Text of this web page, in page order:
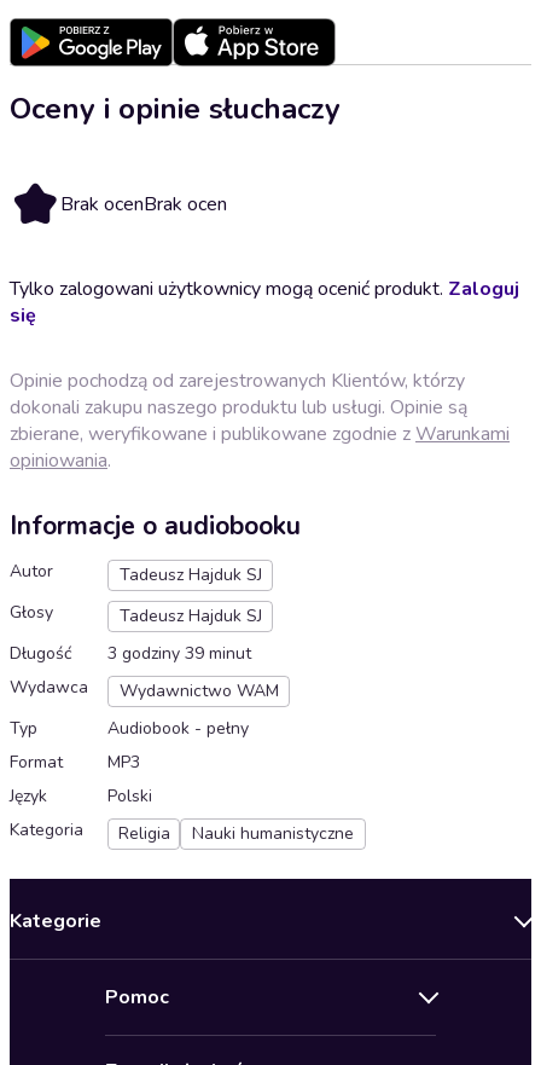
Oceny i opinie słuchaczy
Brak ocenBrak ocen
Tylko zalogowani użytkownicy mogą ocenić produkt. Zaloguj
się
Opinie pochodzą od zarejestrowanych Klientów, którzy
dokonali zakupu naszego produktu lub usługi. Opinie są
zbierane, weryfikowane i publikowane zgodnie zWarunkami
opiniowania.
Informacje o audiobooku
Autor
Tadeusz Hajduk SJ
Głosy
Tadeusz Hajduk SJ
Długość
3 godziny 39 minut
Wydawca
Wydawnictwo WAM
Typ
Audiobook - pełny
Format
MP3
Język
Polski
Kategoria
Religia Nauki humanistyczne
Kategorie
Pomoc